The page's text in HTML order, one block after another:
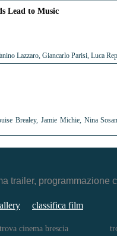
Lead to Music
Lazzaro, Giancarlo Parisi, Luca
Brealey, Jamie Michie, Nina
trailer, programmazione
classifica film
trova cinema brescia